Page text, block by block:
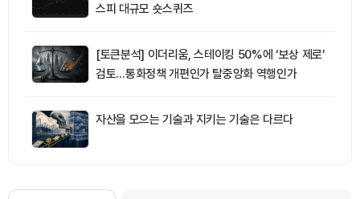
스피 대규모 숏스퀴즈
[토큰분석] 이더리움, 스테이킹 50%에 ‘보상 제로’
검토…통화정책 개편인가 탈중앙화 역행인가
자산을 모으는 기술과 지키는 기술은 다르다